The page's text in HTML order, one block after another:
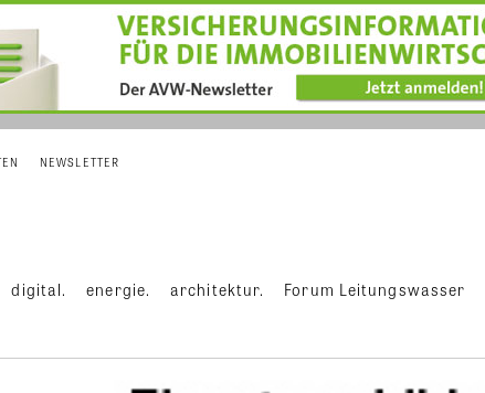
NEWSLETTER
digital. energie. architektur. Forum Leitungswasser